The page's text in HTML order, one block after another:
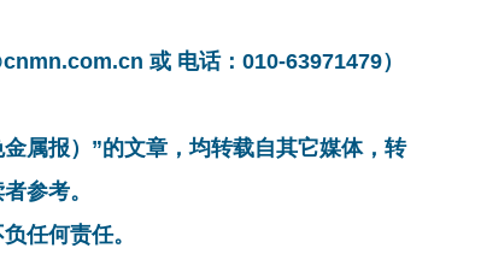
或 电话：010-63971479）
属报）”的文章，均转载自其它媒体，转
参考。
任何责任。